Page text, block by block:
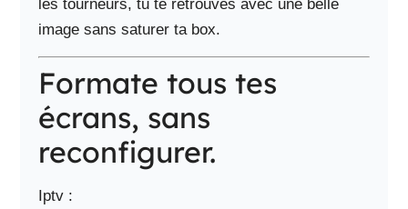
les tourneurs, tu te retrouves avec une belle
image sans saturer ta box.
Formate tous tes
écrans, sans
reconfigurer.
Iptv :